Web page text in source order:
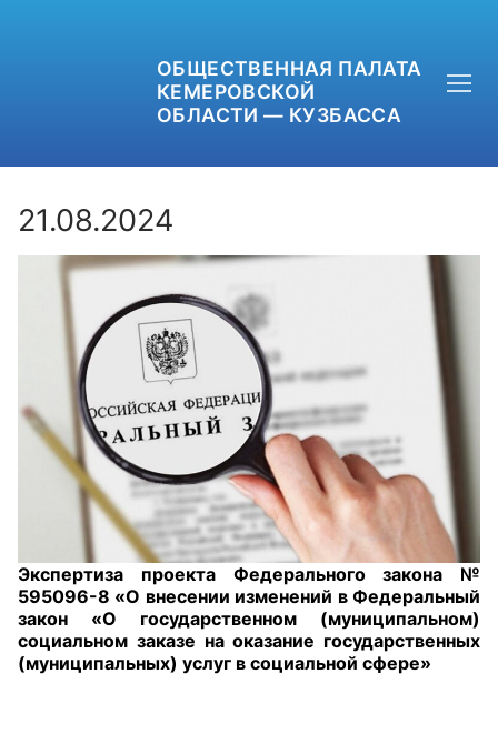
ОБЩЕСТВЕННАЯ ПАЛАТА
КЕМЕРОВСКОЙ
ОБЛАСТИ — КУЗБАССА
OPKO42@BK.RU
ОБРАТНАЯ СВЯЗЬ
Главная
Общественные советы
Общественные советы при территориальных
органах федеральных органов
21.08.2024
Экспертиза проекта Федерального закона №
595096-8 «О внесении изменений в Федеральный
закон «О государственном (муниципальном)
социальном заказе на оказание государственных
(муниципальных) услуг в социальной сфере»